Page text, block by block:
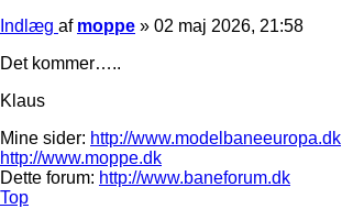
Indlæg af moppe » 02 maj 2026, 21:58
Det kommer…..
Klaus
Mine sider: http://www.modelbaneeuropa.dk
http://www.moppe.dk
Dette forum: http://www.baneforum.dk
Top